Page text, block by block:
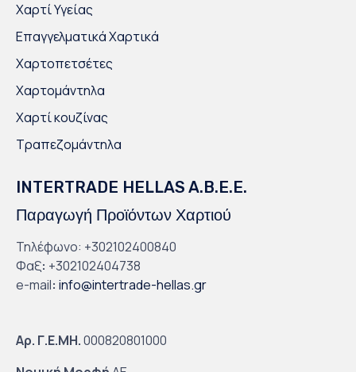
Χαρτί Υγείας
Επαγγελματικά Χαρτικά
Χαρτοπετσέτες
Χαρτομάντηλα
Χαρτί κουζίνας
Τραπεζομάντηλα
INTERTRADE HELLAS A.B.E.E.
Παραγωγή Προϊόντων Χαρτιού
Τηλέφωνο: +302102400840
Φαξ: +302102404738
e-mail: info@intertrade-hellas.gr
Αρ. Γ.Ε.ΜΗ.000820801000